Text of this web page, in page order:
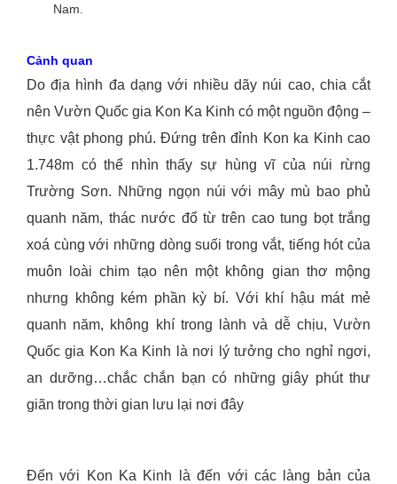
Nam.
Cảnh quan
Do địa hình đa dạng với nhiều dãy núi cao, chia cắt
nên Vườn Quốc gia Kon Ka Kinh có một nguồn động –
thực vật phong phú. Đứng trên đỉnh Kon ka Kinh cao
1.748m có thể nhìn thấy sự hùng vĩ của núi rừng
Trường Sơn. Những ngọn núi với mây mù bao phủ
quanh năm, thác nước đổ từ trên cao tung bọt trắng
xoá cùng với những dòng suối trong vắt, tiếng hót của
muôn loài chim tạo nên một không gian thơ mộng
nhưng không kém phần kỳ bí. Với khí hậu mát mẻ
quanh năm, không khí trong lành và dễ chịu, Vườn
Quốc gia Kon Ka Kinh là nơi lý tưởng cho nghỉ ngơi,
an dưỡng…chắc chắn bạn có những giây phút thư
giãn trong thời gian lưu lại nơi đây
Đến với Kon Ka Kinh là đến với các làng bản của